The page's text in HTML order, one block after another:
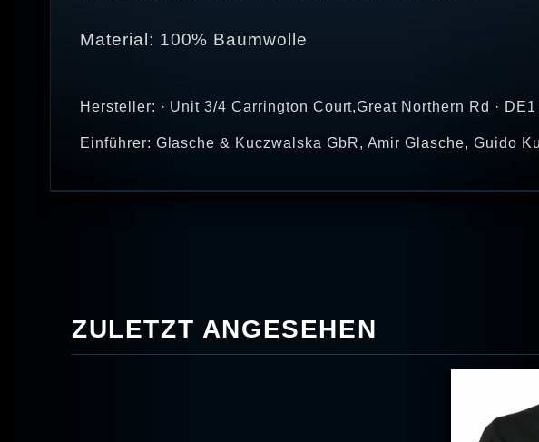
Material: 100% Baumwolle
Hersteller: · Unit 3/4 Carrington Court,Great Northern Rd ·
Einführer: Glasche & Kuczwalska GbR, Amir Glasche, Guido
ZULETZT ANGESEHEN